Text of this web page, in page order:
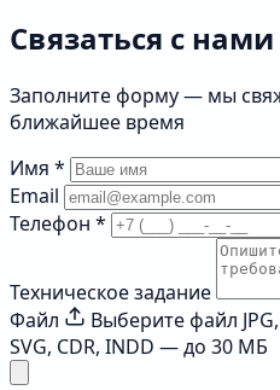
Связаться с нами
Заполните форму — мы
ближайшее время
Имя *
Email
Телефон *
Техническое задание
Файл
Выберите файл
SVG, CDR, INDD — до 30 МБ